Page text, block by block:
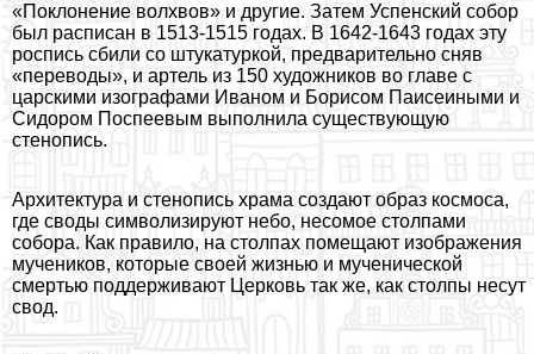
«Поклонение волхвов» и другие. Затем Успенский собор
был расписан в 1513-1515 годах. В 1642-1643 годах эту
роспись сбили со штукатуркой, предварительно сняв
«переводы», и артель из 150 художников во главе с
царскими изографами Иваном и Борисом Паисеиными и
Сидором Поспеевым выполнила существующую
стенопись.
Архитектура и стенопись храма создают образ космоса,
где своды символизируют небо, несомое столпами
собора. Как правило, на столпах помещают изображения
мучеников, которые своей жизнью и мученической
cмepтью поддерживают Церковь так же, как столпы несут
свод.